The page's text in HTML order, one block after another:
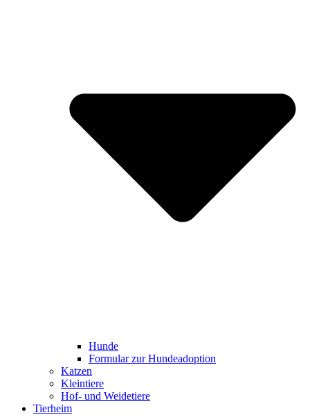
Hunde
Formular zur Hundeadoption
Katzen
Kleintiere
Hof- und Weidetiere
Tierheim